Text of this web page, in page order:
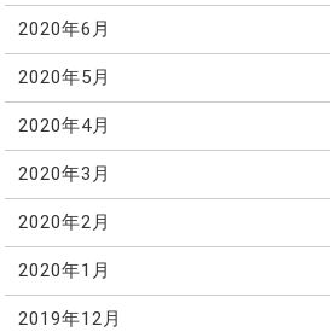
2020年6月
2020年5月
2020年4月
2020年3月
2020年2月
2020年1月
2019年12月